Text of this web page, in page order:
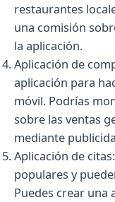
restaurantes
una comisión
la aplicación.
Aplicación de
aplicación para
móvil. Podrías
sobre las ventas
mediante
Aplicación de
populares y
Puedes crear una